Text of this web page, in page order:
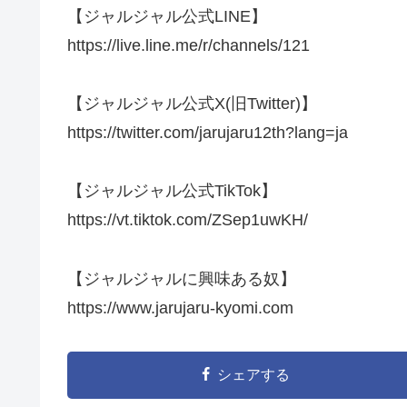
【ジャルジャル公式LINE】
https://live.line.me/r/channels/121
【ジャルジャル公式X(旧Twitter)】
https://twitter.com/jarujaru12th?lang=ja
【ジャルジャル公式TikTok】
https://vt.tiktok.com/ZSep1uwKH/
【ジャルジャルに興味ある奴】
https://www.jarujaru-kyomi.com
シェアする